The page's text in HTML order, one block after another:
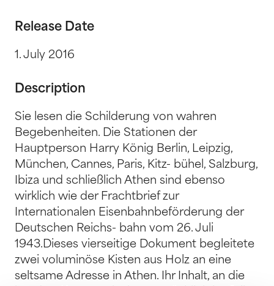
Release Date
1. July 2016
Description
Sie lesen die Schilderung von wahren
Begebenheiten. Die Stationen der
Hauptperson Harry König Berlin, Leipzig,
München, Cannes, Paris, Kitz- bühel, Salzburg,
Ibiza und schließlich Athen sind ebenso
wirklich wie der Frachtbrief zur
Internationalen Eisenbahnbeförderung der
Deutschen Reichs- bahn vom 26. Juli
1943.Dieses vierseitige Dokument begleitete
zwei voluminöse Kisten aus Holz an eine
seltsame Adresse in Athen. Ihr Inhalt, an die